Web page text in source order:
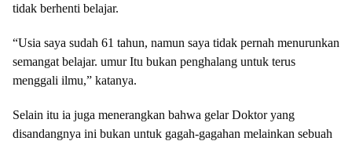
tidak berhenti belajar.
“Usia saya sudah 61 tahun, namun saya tidak pernah menurunkan
semangat belajar. umur Itu bukan penghalang untuk terus
menggali ilmu,” katanya.
Selain itu ia juga menerangkan bahwa gelar Doktor yang
disandangnya ini bukan untuk gagah-gagahan melainkan sebuah